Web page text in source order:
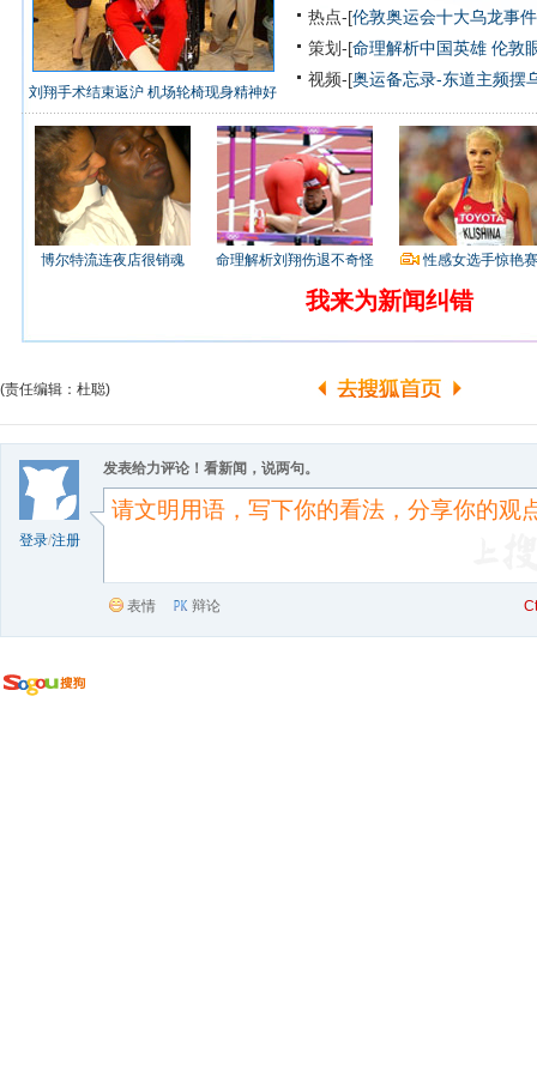
刘翔手术结束返沪 机场轮椅现身精神好
热点-[伦敦奥运会十大乌龙事件
策划-[命理解析中国英雄 伦敦
视频-[奥运备忘录-东道主频摆
博尔特流连夜店很销魂 命理解析刘翔伤退不奇怪 性感女选手惊艳
我来为新闻纠错
(责任编辑：杜聪)
登录/注册
发表给力评论！看新闻，说两句。
表情 辩论